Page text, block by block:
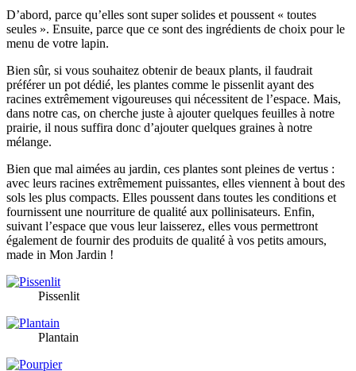
D’abord, parce qu’elles sont super solides et poussent « toutes
seules ». Ensuite, parce que ce sont des ingrédients de choix pour le
menu de votre lapin.
Bien sûr, si vous souhaitez obtenir de beaux plants, il faudrait
préférer un pot dédié, les plantes comme le pissenlit ayant des
racines extrêmement vigoureuses qui nécessitent de l’espace. Mais,
dans notre cas, on cherche juste à ajouter quelques feuilles à notre
prairie, il nous suffira donc d’ajouter quelques graines à notre
mélange.
Bien que mal aimées au jardin, ces plantes sont pleines de vertus :
avec leurs racines extrêmement puissantes, elles viennent à bout des
sols les plus compacts. Elles poussent dans toutes les conditions et
fournissent une nourriture de qualité aux pollinisateurs. Enfin,
suivant l’espace que vous leur laisserez, elles vous permettront
également de fournir des produits de qualité à vos petits amours,
made in Mon Jardin !
Pissenlit
Plantain